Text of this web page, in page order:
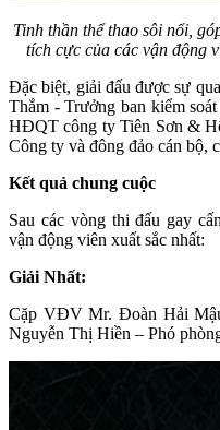
Tinh thần thể thao sôi nổi,
tích cực của các vận động
Đặc biệt, giải đấu được sự
Thắm - Trưởng ban kiểm
HĐQT công ty Tiên Sơn &
Công ty và đông đảo cán bộ,
Kết quả chung cuộc
Sau các vòng thi đấu gay
vận động viên xuất sắc nhất:
Giải Nhất:
Cặp VĐV Mr. Đoàn Hải
Nguyễn Thị Hiền – Phó